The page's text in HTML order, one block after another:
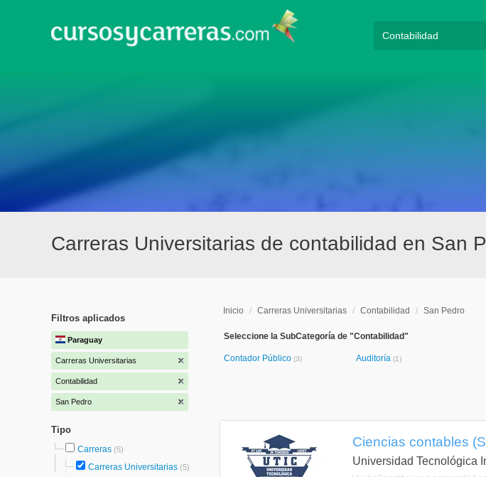
Carreras Universitarias de contabilidad en San
Filtros aplicados
Paraguay
Carreras Universitarias
Contabilidad
San Pedro
Tipo
Carreras (5)
Carreras Universitarias (5)
Inicio / Carreras Universitarias / Contabilidad / San Pedro
Seleccione la SubCategoría de "Contabilidad"
Contador Público (3) Auditoría (1)
Ciencias contables
Universidad Tecnológica